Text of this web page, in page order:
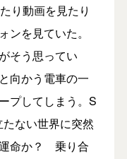
り動画を見たり
ンを見ていた。
そう思ってい
向かう電車の一
プしてしまう。S
ない世界に突然
命か？ 乗り合